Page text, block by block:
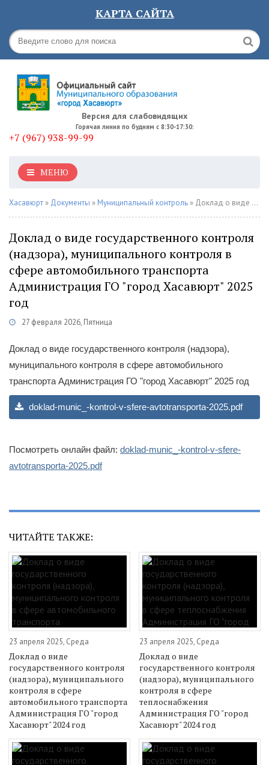
КАРТА САЙТА
Версия для слабовидящих
Горячая линия по будням с 8:30-17:30:
+7 (967) 938-99-99
МЕНЮ
Хасавюрт » Документы » Муниципальный контроль » Доклад о виде государственного контроля (надзора), муниципального контроля в сфере автомобильного транспорта Администрация ГО "город Хасавюрт" 2025 год
Доклад о виде государственного контроля
(надзора), муниципального контроля в
сфере автомобильного транспорта
Администрация ГО "город Хасавюрт" 2025
год
27 февраля 2026, Пятница
Доклад о виде государственного контроля (надзора),
муниципального контроля в сфере автомобильного
транспорта Администрация ГО "город Хасавюрт" 2025 год
doklad-munic_-kontrol-v-sfere-avtotransporta-2025.pdf
Посмотреть онлайн файл: doklad-munic_-kontrol-v-sfere-
avtotransporta-2025.pdf
ЧИТАЙТЕ ТАКЖЕ:
23 апреля 2025, Среда
Доклад о виде
государственного контроля
(надзора), муниципального
контроля в сфере
автомобильного транспорта
Администрация ГО "город
Хасавюрт" 2024 год
23 апреля 2025, Среда
Доклад о виде
государственного контроля
(надзора), муниципального
контроля в сфере
теплоснабжения
Администрация ГО "город
Хасавюрт" 2024 год